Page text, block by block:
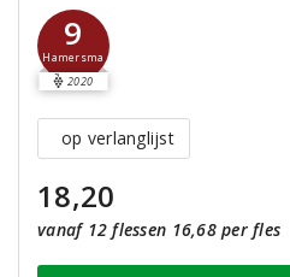
9
Hamersma
2020
op verlanglijst
18,20
vanaf 12 flessen 16,68 per fles